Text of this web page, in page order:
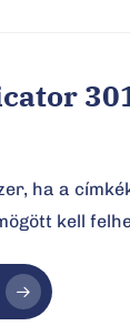
ha a
kell